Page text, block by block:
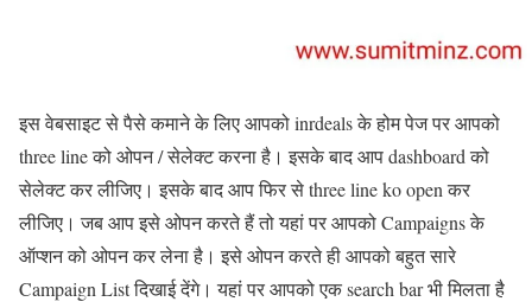
इस वेबसाइट से पैसे कमाने के लिए आपको inrdeals के होम पेज पर आपको
three line को ओपन / सेलेक्ट करना है। इसके बाद आप dashboard को
सेलेक्ट कर लीजिए। इसके बाद आप फिर से three line ko open कर
लीजिए। जब आप इसे ओपन करते हैं तो यहां पर आपको Campaigns के
ऑप्शन को ओपन कर लेना है। इसे ओपन करते ही आपको बहुत सारे
Campaign List दिखाई देंगे। यहां पर आपको एक search bar भी मिलता है